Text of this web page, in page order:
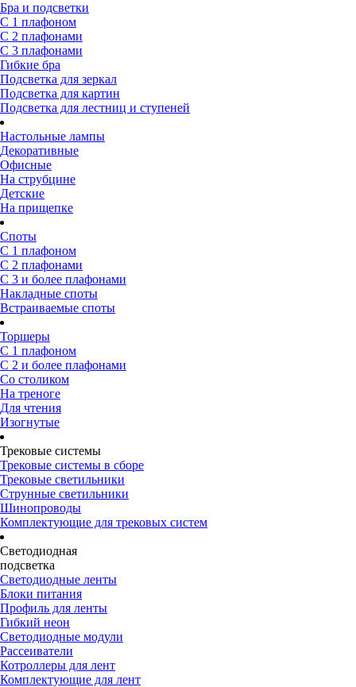
Бра и подсветки
С 1 плафоном
С 2 плафонами
С 3 плафонами
Гибкие бра
Подсветка для зеркал
Подсветка для картин
Подсветка для лестниц и ступеней
Настольные лампы
Декоративные
Офисные
На струбцине
Детские
На прищепке
Споты
С 1 плафоном
С 2 плафонами
С 3 и более плафонами
Накладные споты
Встраиваемые споты
Торшеры
С 1 плафоном
С 2 и более плафонами
Со столиком
На треноге
Для чтения
Изогнутые
Трековые системы
Трековые системы в сборе
Трековые светильники
Струнные светильники
Шинопроводы
Комплектующие для трековых систем
Светодиодная
подсветка
Светодиодные ленты
Блоки питания
Профиль для ленты
Гибкий неон
Светодиодные модули
Рассеиватели
Котроллеры для лент
Комплектующие для лент